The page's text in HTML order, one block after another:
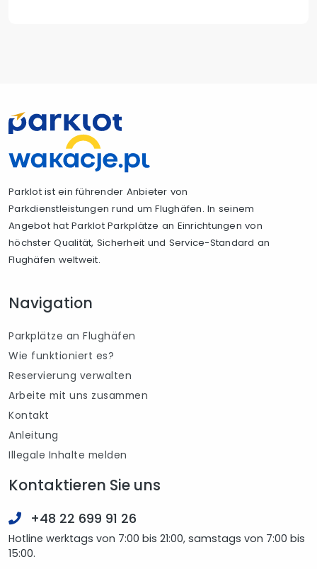
Parklot ist ein führender Anbieter von
Parkdienstleistungen rund um Flughäfen. In seinem
Angebot hat Parklot Parkplätze an Einrichtungen von
höchster Qualität, Sicherheit und Service-Standard an
Flughäfen weltweit.
Navigation
Parkplätze an Flughäfen
Wie funktioniert es?
Reservierung verwalten
Arbeite mit uns zusammen
Kontakt
Anleitung
Illegale Inhalte melden
Kontaktieren Sie uns
+48 22 699 91 26
Hotline werktags von 7:00 bis 21:00, samstags von 7:00 bis
15:00.